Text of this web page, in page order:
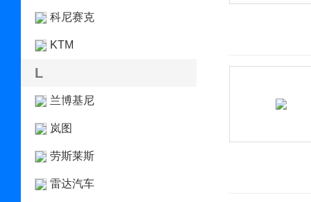
科尼赛克
KTM
L
兰博基尼
岚图
劳斯莱斯
雷达汽车